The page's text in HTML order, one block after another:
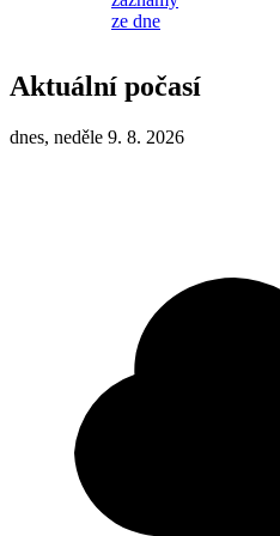
ze dne
Aktuální počasí
dnes, neděle 9. 8. 2026